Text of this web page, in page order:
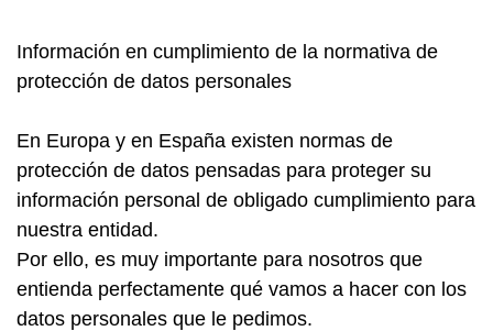
Información en cumplimiento de la normativa de
protección de datos personales
En Europa y en España existen normas de
protección de datos pensadas para proteger su
información personal de obligado cumplimiento para
nuestra entidad.
Por ello, es muy importante para nosotros que
entienda perfectamente qué vamos a hacer con los
datos personales que le pedimos.